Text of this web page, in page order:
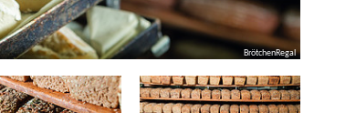
BrötchenRegal